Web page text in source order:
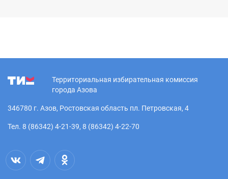
Территориальная избирательная комиссия
города Азова
346780 г. Азов, Ростовская область пл. Петровская, 4
Тел. 8 (86342) 4-21-39, 8 (86342) 4-22-70